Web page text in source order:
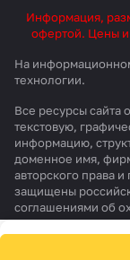
Информация,
офертой. Цены и
На
технологии.
Все ресурсы сайта
текстовую,
информацию,
доменное имя,
авторского права
защищены
соглашениями об